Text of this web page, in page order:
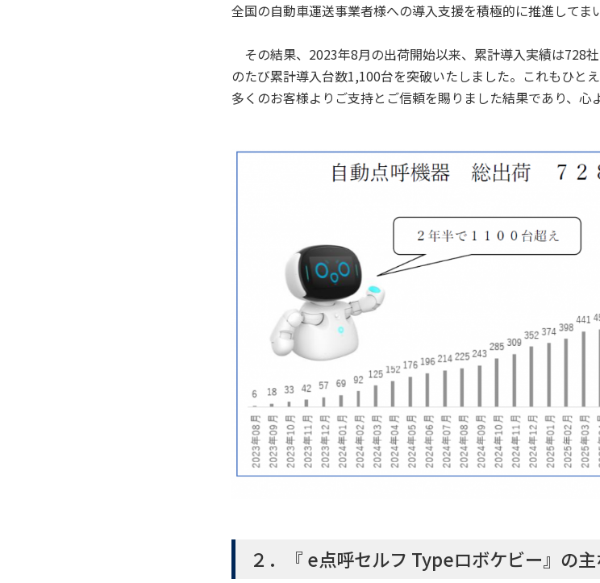
全国の自動車運送事業者様への導入支援を積極的に推進してま
その結果、2023年8月の出荷開始以来、累計導入実績は728
のたび累計導入台数1,100台を突破いたしました。これもひと
多くのお客様よりご支持とご信頼を賜りました結果であり、心
２．『 e点呼セルフ Typeロボケビー』の